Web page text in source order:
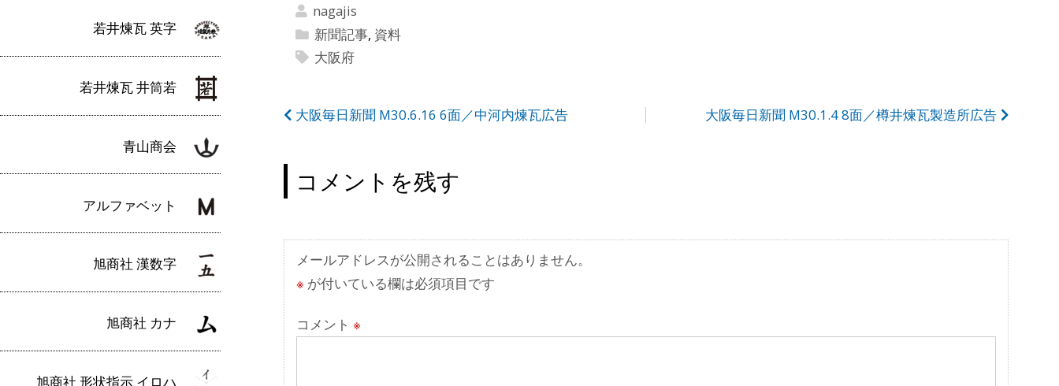
若井煉瓦 英字
若井煉瓦 井筒若
青山商会
アルファベット
旭商社 漢数字
旭商社 カナ
旭商社 形状指示 イロハ
nagajis
新聞記事, 資料
大阪府
投
ナ
ビ
ゲ
ー
シ
ョ
ン
大阪毎日新聞 M30.1.4 8面／樽井煉瓦製造所広告
大阪毎日新聞 M30.6.16 6面／中河内煉瓦広告
コメントを残す
メールアドレスが公開されることはありません。
※ が付いている欄は必須項目です
コメント ※